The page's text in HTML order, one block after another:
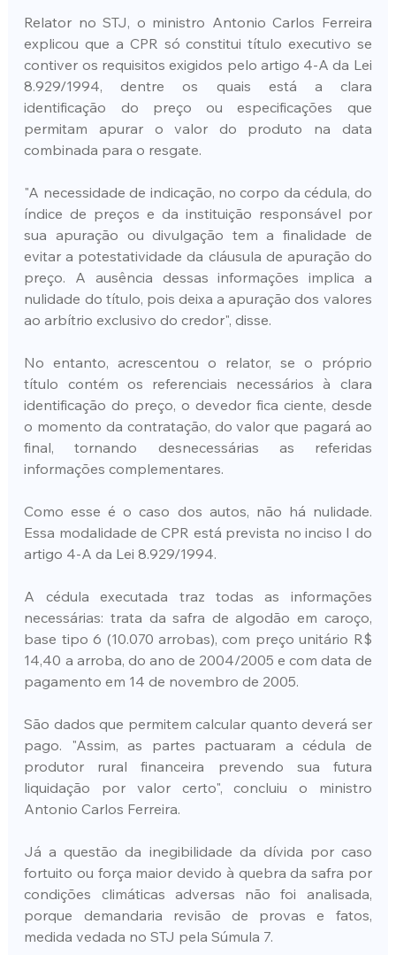
Relator no STJ, o ministro Antonio Carlos Ferreira
explicou que a CPR só constitui título executivo se
contiver os requisitos exigidos pelo artigo 4-A da Lei
8.929/1994, dentre os quais está a clara
identificação do preço ou especificações que
permitam apurar o valor do produto na data
combinada para o resgate.
"A necessidade de indicação, no corpo da cédula, do
índice de preços e da instituição responsável por
sua apuração ou divulgação tem a finalidade de
evitar a potestatividade da cláusula de apuração do
preço. A ausência dessas informações implica a
nulidade do título, pois deixa a apuração dos valores
ao arbítrio exclusivo do credor", disse.
No entanto, acrescentou o relator, se o próprio
título contém os referenciais necessários à clara
identificação do preço, o devedor fica ciente, desde
o momento da contratação, do valor que pagará ao
final, tornando desnecessárias as referidas
informações complementares.
Como esse é o caso dos autos, não há nulidade.
Essa modalidade de CPR está prevista no inciso I do
artigo 4-A da Lei 8.929/1994.
A cédula executada traz todas as informações
necessárias: trata da safra de algodão em caroço,
base tipo 6 (10.070 arrobas), com preço unitário R$
14,40 a arroba, do ano de 2004/2005 e com data de
pagamento em 14 de novembro de 2005.
São dados que permitem calcular quanto deverá ser
pago. "Assim, as partes pactuaram a cédula de
produtor rural financeira prevendo sua futura
liquidação por valor certo", concluiu o ministro
Antonio Carlos Ferreira.
Já a questão da inegibilidade da dívida por caso
fortuito ou força maior devido à quebra da safra por
condições climáticas adversas não foi analisada,
porque demandaria revisão de provas e fatos,
medida vedada no STJ pela Súmula 7.